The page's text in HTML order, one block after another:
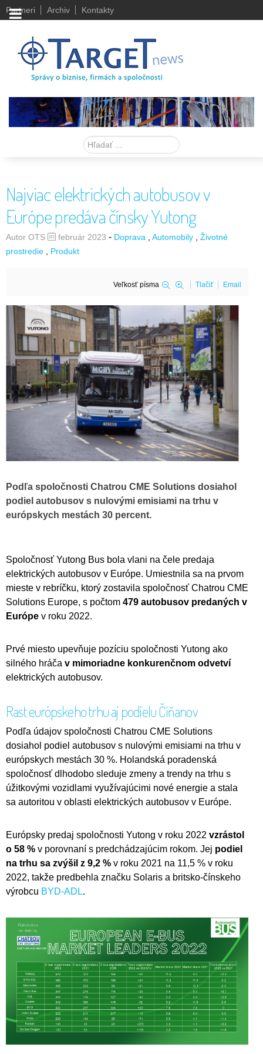
Partneri Archiv Kontakty
Hľadať
Najviac elektrických autobusov v
Európe predáva čínsky Yutong
Autor OTS február 2023 - Doprava Automobily
Životné
prostredie
Produkt
Veľkosť písma Tlačiť Email
Podľa spoločnosti Chatrou CME Solutions dosiahol
podiel autobusov s nulovými emisiami na trhu v
európskych mestách 30 percent.
Spoločnosť Yutong Bus bola vlani na čele predaja
elektrických autobusov v Európe. Umiestnila sa na prvom
mieste v rebríčku, ktorý zostavila spoločnosť Chatrou CME
Solutions Europe, s počtom 479 autobusov predaných v
Európe v roku 2022.
Prvé miesto upevňuje pozíciu spoločnosti Yutong ako
silného hráča v mimoriadne konkurenčnom odvetví
elektrických autobusov.
Rast európskeho trhu aj podielu Číňanov
Podľa údajov spoločnosti Chatrou CME Solutions
dosiahol podiel autobusov s nulovými emisiami na trhu v
európskych mestách 30 %. Holandská poradenská
spoločnosť dlhodobo sleduje zmeny a trendy na trhu s
úžitkovými vozidlami využívajúcimi nové energie a stala
sa autoritou v oblasti elektrických autobusov v Európe.
Európsky predaj spoločnosti Yutong v roku 2022 vzrástol
o 58 % v porovnaní s predchádzajúcim rokom. Jej podiel
na trhu sa zvýšil z 9,2 % v roku 2021 na 11,5 % v roku
2022, takže predbehla značku Solaris a britsko-čínskeho
výrobcu BYD-ADL.